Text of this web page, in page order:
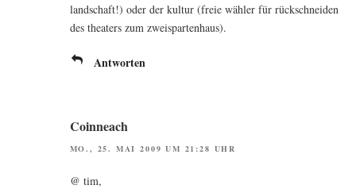
land­schaft!) oder der kul­tur (freie wäh­ler für rück­schnei­den
des thea­ters zum zweispartenhaus).
Antworten
Coinneach
MO., 25. MAI 2009 UM 21:28 UHR
@ tim,